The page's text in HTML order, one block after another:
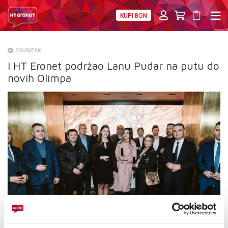
KUPI BON
O NAMA
NATJEČAJI
VELEPRODAJA
KONTAKTI
MOJ PROFIL
E-RAČUN
POVRATAK
I HT Eronet podržao Lanu Pudar na putu do
novih Olimpa